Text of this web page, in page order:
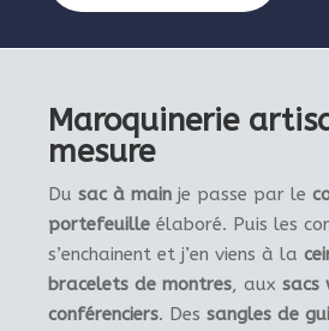
Maroquinerie
mesure
Du sac à main je passe par le
portefeuille élaboré. Puis les
s’enchainent et j’en viens à la
bracelets de montres, aux sacs
conférenciers. Des sangles de